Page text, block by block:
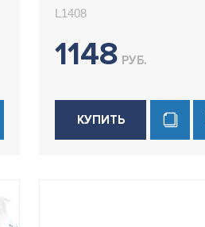
L1408
1148 РУБ.
КУПИТЬ